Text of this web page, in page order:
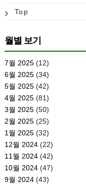
Top
월별 보기
7월 2025(12)
6월 2025(34)
5월 2025(42)
4월 2025(81)
3월 2025(50)
2월 2025(25)
1월 2025(32)
12월 2024(22)
11월 2024(42)
10월 2024(47)
9월 2024(43)